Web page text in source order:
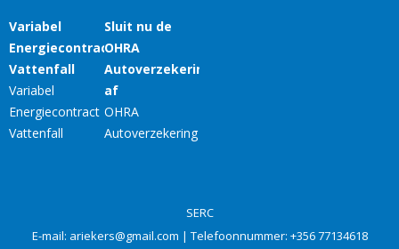
SERC
E-mail: ariekers@gmail.com | Telefoonnummer: +356 77134618